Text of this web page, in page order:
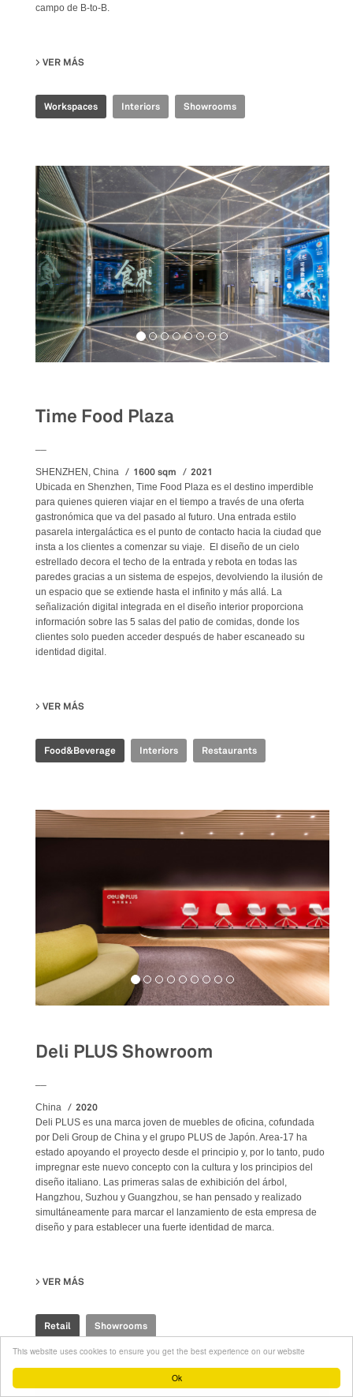
Ok
This website uses cookies to ensure you get the best experience on our website
campo de B-to-B.
VER MÁS
Workspaces Interiors Showrooms
Time Food Plaza
SHENZHEN, China 1600 sqm 2021
Ubicada en Shenzhen, Time Food Plaza es el destino imperdible
para quienes quieren viajar en el tiempo a través de una oferta
gastronómica que va del pasado al futuro. Una entrada estilo
pasarela intergaláctica es el punto de contacto hacia la ciudad que
insta a los clientes a comenzar su viaje. El diseño de un cielo
estrellado decora el techo de la entrada y rebota en todas las
paredes gracias a un sistema de espejos, devolviendo la ilusión de
un espacio que se extiende hasta el infinito y más allá. La
señalización digital integrada en el diseño interior proporciona
información sobre las 5 salas del patio de comidas, donde los
clientes solo pueden acceder después de haber escaneado su
identidad digital.
VER MÁS
Food&Beverage Interiors Restaurants
Deli PLUS Showroom
China 2020
Deli PLUS es una marca joven de muebles de oficina, cofundada
por Deli Group de China y el grupo PLUS de Japón. Area-17 ha
estado apoyando el proyecto desde el principio y, por lo tanto, pudo
impregnar este nuevo concepto con la cultura y los principios del
diseño italiano. Las primeras salas de exhibición del árbol,
Hangzhou, Suzhou y Guangzhou, se han pensado y realizado
simultáneamente para marcar el lanzamiento de esta empresa de
diseño y para establecer una fuerte identidad de marca.
VER MÁS
Retail Showrooms